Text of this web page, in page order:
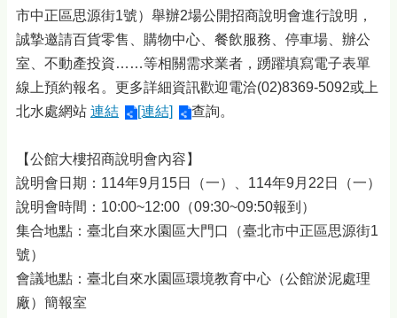
市中正區思源街1號）舉辦2場公開招商說明會進行說明，
誠摯邀請百貨零售、購物中心、餐飲服務、停車場、辦公
室、不動產投資……等相關需求業者，踴躍填寫電子表單
線上預約報名。更多詳細資訊歡迎電洽(02)8369-5092或上
北水處網站 連結 [連結] 查詢。
【公館大樓招商說明會內容】
說明會日期：114年9月15日（一）、114年9月22日（一）
說明會時間：10:00~12:00（09:30~09:50報到）
集合地點：臺北自來水園區大門口（臺北市中正區思源街1
號）
會議地點：臺北自來水園區環境教育中心（公館淤泥處理
廠）簡報室